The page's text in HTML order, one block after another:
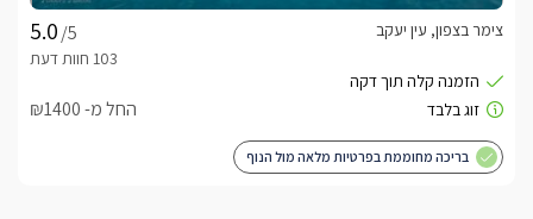
/5
צימר בצפון, עין יעקב
החל מ- ₪1400
בריכה מחוממת בפרטיות מלאה מול הנוף